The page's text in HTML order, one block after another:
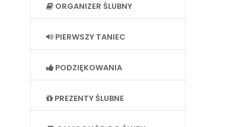
ORGANIZER ŚLUBNY
PIERWSZY TANIEC
PODZIĘKOWANIA
PREZENTY ŚLUBNE